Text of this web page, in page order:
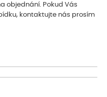
objednání. Pokud Vás
kontaktujte nás prosím